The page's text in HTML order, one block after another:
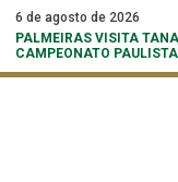
6 de agosto de 2026
PALMEIRAS VISITA
CAMPEONATO